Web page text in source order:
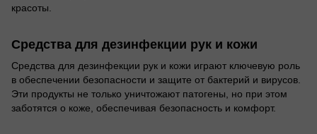
красоты.
Средства для дезинфекции рук и кожи
Средства для дезинфекции рук и кожи играют ключевую роль
в обеспечении безопасности и защите от бактерий и вирусов.
Эти продукты не только уничтожают патогены, но при этом
заботятся о коже, обеспечивая безопасность и комфорт.